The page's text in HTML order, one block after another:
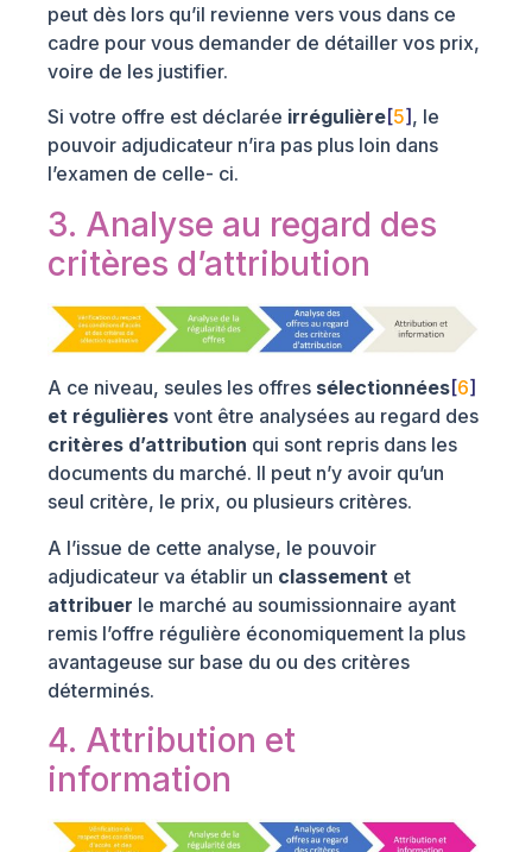
peut dès lors qu’il revienne vers vous dans ce
cadre pour vous demander de détailler vos prix,
voire de les justifier.
Si votre offre est déclarée irrégulière[5] , le
pouvoir adjudicateur n’ira pas plus loin dans
l’examen de celle- ci.
3. Analyse au regard des
critères d’attribution
A ce niveau, seules les offres sélectionnées[6]
et régulières vont être analysées au regard des
critères d’attribution qui sont repris dans les
documents du marché. Il peut n’y avoir qu’un
seul critère, le prix, ou plusieurs critères.
A l’issue de cette analyse, le pouvoir
adjudicateur va établir un classement et
attribuer le marché au soumissionnaire ayant
remis l’offre régulière économiquement la plus
avantageuse sur base du ou des critères
déterminés.
4. Attribution et
information